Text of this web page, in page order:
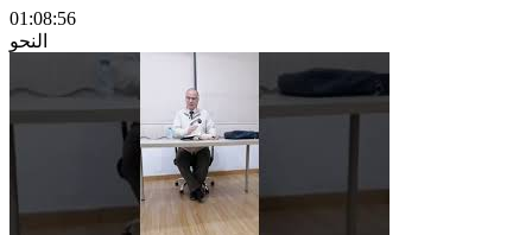
01:08:56
النحو